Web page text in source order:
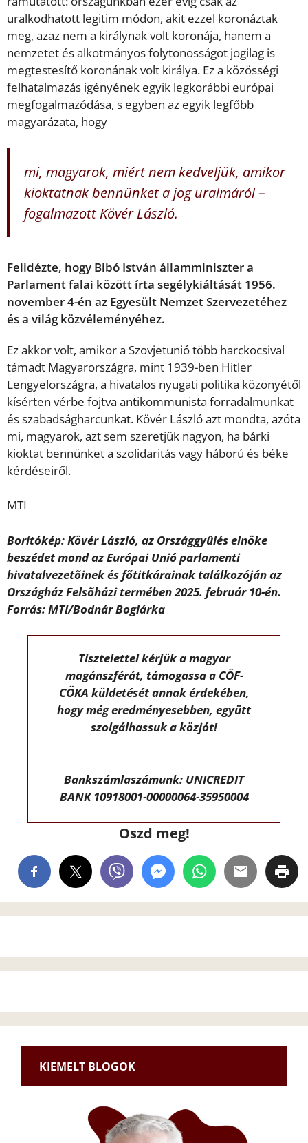
uralkodhatott legitim módon, akit ezzel koronáztak
meg, azaz nem a királynak volt koronája, hanem a
nemzetet és alkotmányos folytonosságot jogilag is
megtestesítő koronának volt királya. Ez a közösségi
felhatalmazás igényének egyik legkorábbi európai
megfogalmazódása, s egyben az egyik legfőbb
magyarázata, hogy
mi, magyarok, miért nem kedveljük, amikor
kioktatnak bennünket a jog uralmáról –
fogalmazott Kövér László.
Felidézte, hogy Bibó István államminiszter a
Parlament falai között írta segélykiáltását 1956.
november 4-én az Egyesült Nemzet Szervezetéhez
és a világ közvéleményéhez.
Ez akkor volt, amikor a Szovjetunió több harckocsival
támadt Magyarországra, mint 1939-ben Hitler
Lengyelországra, a hivatalos nyugati politika közönyétől
kísérten vérbe fojtva antikommunista forradalmunkat
és szabadságharcunkat. Kövér László azt mondta, azóta
mi, magyarok, azt sem szeretjük nagyon, ha bárki
kioktat bennünket a szolidaritás vagy háború és béke
kérdéseiről.
MTI
Borítókép: Kövér László, az Országgyûlés elnöke
beszédet mond az Európai Unió parlamenti
hivatalvezetõinek és fõtitkárainak találkozóján az
Országház Felsõházi termében 2025. február 10-én.
Forrás: MTI/Bodnár Boglárka
Tisztelettel kérjük a magyar
magánszférát, támogassa a CÖF-
CÖKA küldetését annak érdekében,
hogy még eredményesebben, együtt
szolgálhassuk a közjót!
Bankszámlaszámunk: UNICREDIT
BANK 10918001-00000064-35950004
Oszd meg!
KIEMELT BLOGOK